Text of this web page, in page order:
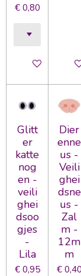
€ 0,80
In
Glitt
er
katte
nog
en -
veili
ghei
dsoo
gjes
-
Lila
€ 0,95
Dier
enne
us -
Veili
ghei
dsne
us -
Zal
m -
12m
m
€ 0,40